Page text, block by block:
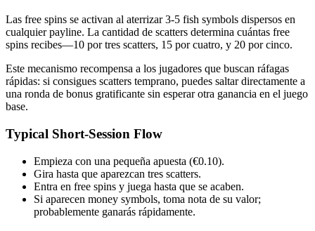
Las free spins se activan al aterrizar 3‑5 fish symbols dispersos en
cualquier payline. La cantidad de scatters determina cuántas free
spins recibes—10 por tres scatters, 15 por cuatro, y 20 por cinco.
Este mecanismo recompensa a los jugadores que buscan ráfagas
rápidas: si consigues scatters temprano, puedes saltar directamente a
una ronda de bonus gratificante sin esperar otra ganancia en el juego
base.
Typical Short‑Session Flow
Empieza con una pequeña apuesta (€0.10).
Gira hasta que aparezcan tres scatters.
Entra en free spins y juega hasta que se acaben.
Si aparecen money symbols, toma nota de su valor;
probablemente ganarás rápidamente.